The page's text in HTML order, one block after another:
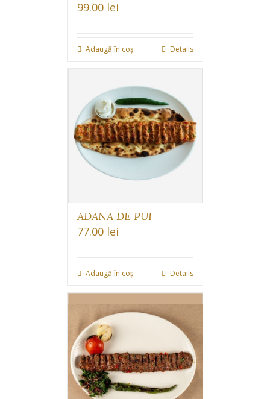
99.00 lei
Adaugă în coș Details
ADANA DE PUI
77.00 lei
Adaugă în coș Details